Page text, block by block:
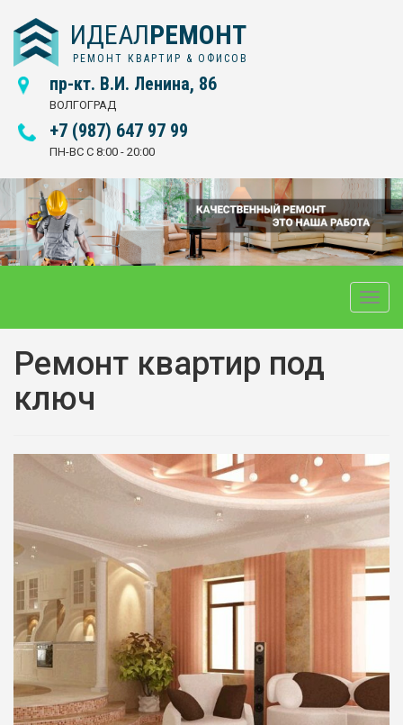
ИДЕАЛРЕМОНТ
РЕМОНТ КВАРТИР & ОФИСОВ
пр-кт. В.И. Ленина, 86
ВОЛГОГРАД
+7 (987) 647 97 99
ПН-ВС С 8:00 - 20:00
Toggle
Ремонт квартир под
ключ